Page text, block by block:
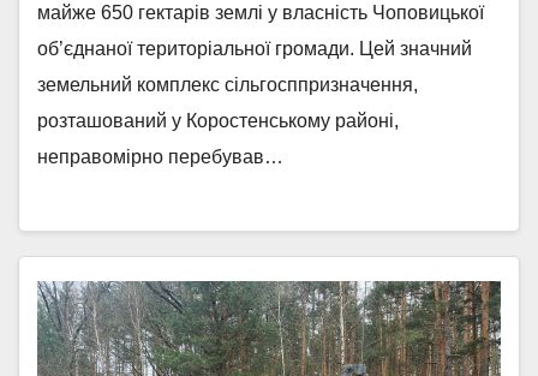
майже 650 гектарів землі у власність Чоповицької
об’єднаної територіальної громади. Цей значний
земельний комплекс сільгосппризначення,
розташований у Коростенському районі,
неправомірно перебував…